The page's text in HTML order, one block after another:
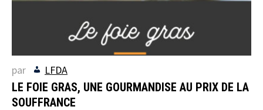
par LFDA
LE FOIE GRAS, UNE GOURMANDISE AU PRIX DE LA
SOUFFRANCE